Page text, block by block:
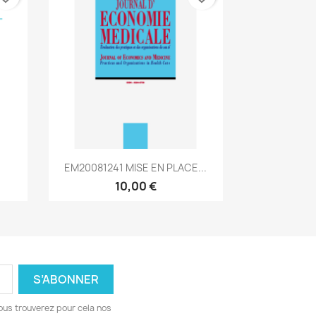
Aperçu rapide
EM20081241 MISE EN PLACE...
10,00 €
trouverez pour cela nos